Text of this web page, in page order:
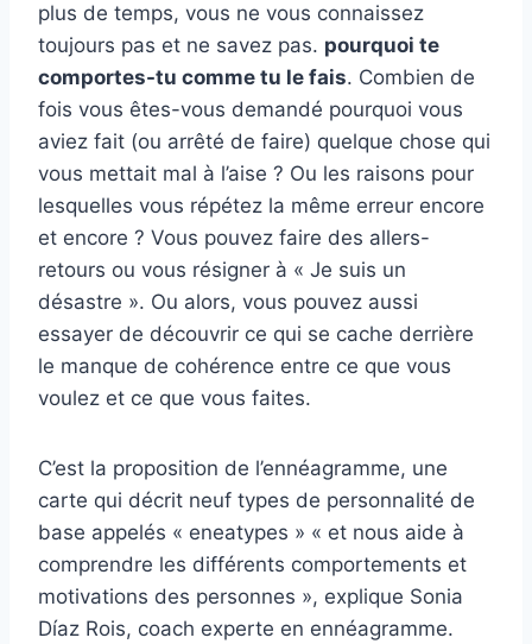
plus de temps, vous ne vous connaissez
toujours pas et ne savez pas. pourquoi te
comportes-tu comme tu le fais. Combien de
fois vous êtes-vous demandé pourquoi vous
aviez fait (ou arrêté de faire) quelque chose qui
vous mettait mal à l’aise ? Ou les raisons pour
lesquelles vous répétez la même erreur encore
et encore ? Vous pouvez faire des allers-
retours ou vous résigner à « Je suis un
désastre ». Ou alors, vous pouvez aussi
essayer de découvrir ce qui se cache derrière
le manque de cohérence entre ce que vous
voulez et ce que vous faites.
C’est la proposition de l’ennéagramme, une
carte qui décrit neuf types de personnalité de
base appelés « eneatypes » « et nous aide à
comprendre les différents comportements et
motivations des personnes », explique Sonia
Díaz Rois, coach experte en ennéagramme.